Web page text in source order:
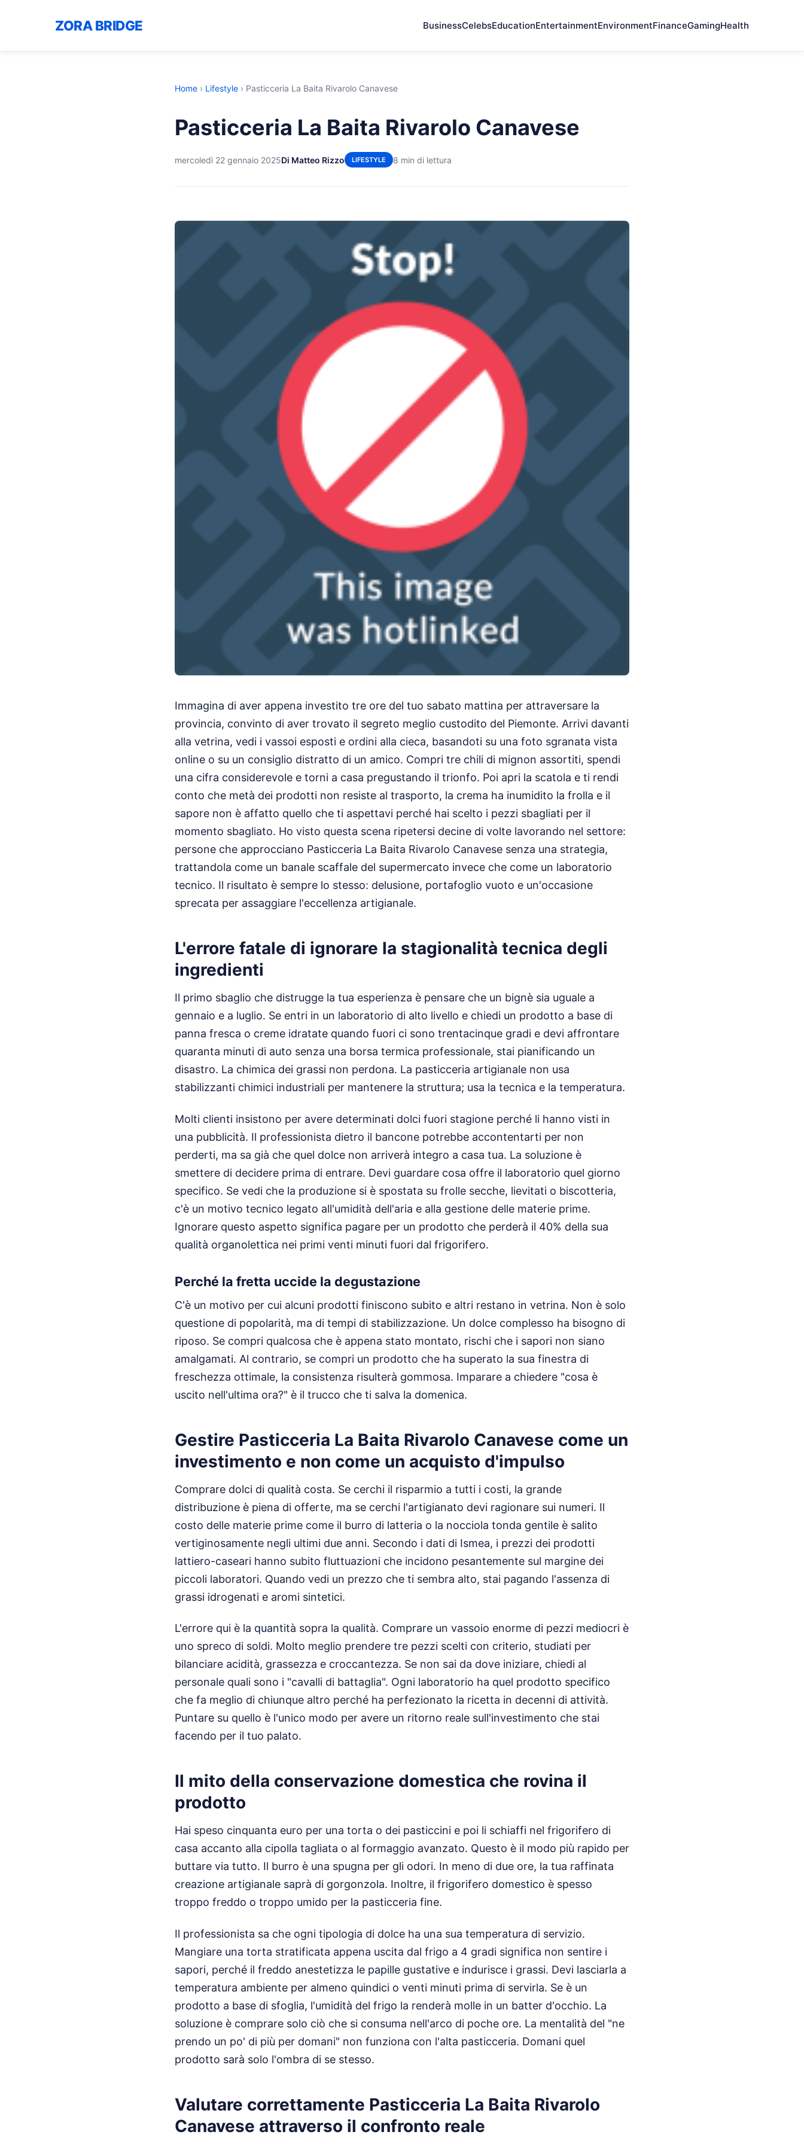
ZORA BRIDGE BusinessCelebsEducationEntertainmentEnvironmentFinanceGamingHealth
Home › Lifestyle › Pasticceria La Baita Rivarolo Canavese
Pasticceria La Baita Rivarolo Canavese
mercoledì 22 gennaio 2025Di Matteo Rizzo LIFESTYLE 8 min di lettura
Immagina di aver appena investito tre ore del tuo sabato mattina per attraversare la
provincia, convinto di aver trovato il segreto meglio custodito del Piemonte. Arrivi davanti
alla vetrina, vedi i vassoi esposti e ordini alla cieca, basandoti su una foto sgranata vista
online o su un consiglio distratto di un amico. Compri tre chili di mignon assortiti, spendi
una cifra considerevole e torni a casa pregustando il trionfo. Poi apri la scatola e ti rendi
conto che metà dei prodotti non resiste al trasporto, la crema ha inumidito la frolla e il
sapore non è affatto quello che ti aspettavi perché hai scelto i pezzi sbagliati per il
momento sbagliato. Ho visto questa scena ripetersi decine di volte lavorando nel settore:
persone che approcciano Pasticceria La Baita Rivarolo Canavese senza una strategia,
trattandola come un banale scaffale del supermercato invece che come un laboratorio
tecnico. Il risultato è sempre lo stesso: delusione, portafoglio vuoto e un'occasione
sprecata per assaggiare l'eccellenza artigianale.
L'errore fatale di ignorare la stagionalità tecnica degli
ingredienti
Il primo sbaglio che distrugge la tua esperienza è pensare che un bignè sia uguale a
gennaio e a luglio. Se entri in un laboratorio di alto livello e chiedi un prodotto a base di
panna fresca o creme idratate quando fuori ci sono trentacinque gradi e devi affrontare
quaranta minuti di auto senza una borsa termica professionale, stai pianificando un
disastro. La chimica dei grassi non perdona. La pasticceria artigianale non usa
stabilizzanti chimici industriali per mantenere la struttura; usa la tecnica e la temperatura.
Molti clienti insistono per avere determinati dolci fuori stagione perché li hanno visti in
una pubblicità. Il professionista dietro il bancone potrebbe accontentarti per non
perderti, ma sa già che quel dolce non arriverà integro a casa tua. La soluzione è
smettere di decidere prima di entrare. Devi guardare cosa offre il laboratorio quel giorno
specifico. Se vedi che la produzione si è spostata su frolle secche, lievitati o biscotteria,
c'è un motivo tecnico legato all'umidità dell'aria e alla gestione delle materie prime.
Ignorare questo aspetto significa pagare per un prodotto che perderà il 40% della sua
qualità organolettica nei primi venti minuti fuori dal frigorifero.
Perché la fretta uccide la degustazione
C'è un motivo per cui alcuni prodotti finiscono subito e altri restano in vetrina. Non è solo
questione di popolarità, ma di tempi di stabilizzazione. Un dolce complesso ha bisogno di
riposo. Se compri qualcosa che è appena stato montato, rischi che i sapori non siano
amalgamati. Al contrario, se compri un prodotto che ha superato la sua finestra di
freschezza ottimale, la consistenza risulterà gommosa. Imparare a chiedere "cosa è
uscito nell'ultima ora?" è il trucco che ti salva la domenica.
Gestire Pasticceria La Baita Rivarolo Canavese come un
investimento e non come un acquisto d'impulso
Comprare dolci di qualità costa. Se cerchi il risparmio a tutti i costi, la grande
distribuzione è piena di offerte, ma se cerchi l'artigianato devi ragionare sui numeri. Il
costo delle materie prime come il burro di latteria o la nocciola tonda gentile è salito
vertiginosamente negli ultimi due anni. Secondo i dati di Ismea, i prezzi dei prodotti
lattiero-caseari hanno subito fluttuazioni che incidono pesantemente sul margine dei
piccoli laboratori. Quando vedi un prezzo che ti sembra alto, stai pagando l'assenza di
grassi idrogenati e aromi sintetici.
L'errore qui è la quantità sopra la qualità. Comprare un vassoio enorme di pezzi mediocri è
uno spreco di soldi. Molto meglio prendere tre pezzi scelti con criterio, studiati per
bilanciare acidità, grassezza e croccantezza. Se non sai da dove iniziare, chiedi al
personale quali sono i "cavalli di battaglia". Ogni laboratorio ha quel prodotto specifico
che fa meglio di chiunque altro perché ha perfezionato la ricetta in decenni di attività.
Puntare su quello è l'unico modo per avere un ritorno reale sull'investimento che stai
facendo per il tuo palato.
Il mito della conservazione domestica che rovina il
prodotto
Hai speso cinquanta euro per una torta o dei pasticcini e poi li schiaffi nel frigorifero di
casa accanto alla cipolla tagliata o al formaggio avanzato. Questo è il modo più rapido per
buttare via tutto. Il burro è una spugna per gli odori. In meno di due ore, la tua raffinata
creazione artigianale saprà di gorgonzola. Inoltre, il frigorifero domestico è spesso
troppo freddo o troppo umido per la pasticceria fine.
Il professionista sa che ogni tipologia di dolce ha una sua temperatura di servizio.
Mangiare una torta stratificata appena uscita dal frigo a 4 gradi significa non sentire i
sapori, perché il freddo anestetizza le papille gustative e indurisce i grassi. Devi lasciarla a
temperatura ambiente per almeno quindici o venti minuti prima di servirla. Se è un
prodotto a base di sfoglia, l'umidità del frigo la renderà molle in un batter d'occhio. La
soluzione è comprare solo ciò che si consuma nell'arco di poche ore. La mentalità del "ne
prendo un po' di più per domani" non funziona con l'alta pasticceria. Domani quel
prodotto sarà solo l'ombra di se stesso.
Valutare correttamente Pasticceria La Baita Rivarolo
Canavese attraverso il confronto reale